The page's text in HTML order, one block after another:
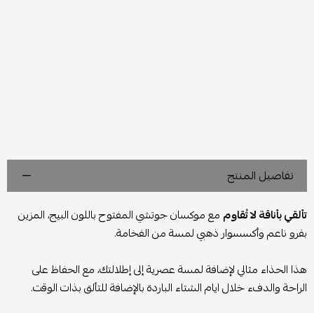
تفاصيل المنتج
تألقي بأناقة لا تُقاوم مع موكسان جوتشي المفتوح باللون البيج، المزين
بفرو ناعم وأكسسوار ذهبي لمسة من الفخامة.
هذا الحذاء مثالي لإضافة لمسة عصرية إلى إطلالتك، مع الحفاظ على
الراحة والدفء خلال ايام الشتاء الباردة بالإضافة للتألق بذات الوقت.